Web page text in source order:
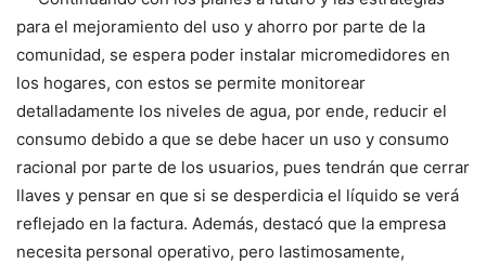
para el mejoramiento del uso y ahorro por parte de la
comunidad, se espera poder instalar micromedidores en
los hogares, con estos se permite monitorear
detalladamente los niveles de agua, por ende, reducir el
consumo debido a que se debe hacer un uso y consumo
racional por parte de los usuarios, pues tendrán que cerrar
llaves y pensar en que si se desperdicia el líquido se verá
reflejado en la factura. Además, destacó que la empresa
necesita personal operativo, pero lastimosamente,